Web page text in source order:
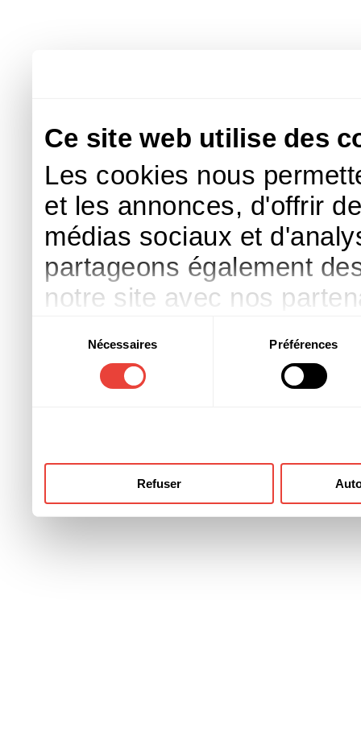
Ce site web utilise des
Les cookies nous
et les annonces, d'offrir
médias sociaux et
partageons également
notre site avec nos
d'autres informations
ont collectées lors de
consentement
Nécessaires Préférences
Refuser